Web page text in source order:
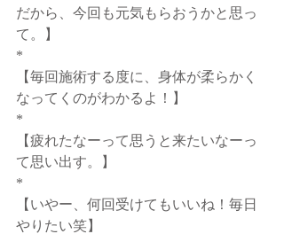
だから、今回も元気もらおうかと思っ
て。】
*
【毎回施術する度に、身体が柔らかく
なってくのがわかるよ！】
*
【疲れたなーって思うと来たいなーっ
て思い出す。】
*
【いやー、何回受けてもいいね！毎日
やりたい笑】